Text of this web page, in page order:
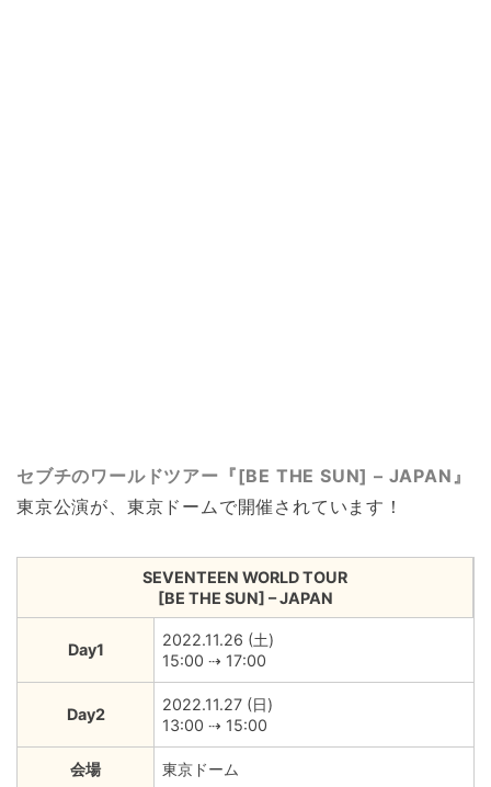
セブチのワールドツアー『[BE THE SUN] – JAPAN』
東京公演が、東京ドームで開催されています！
SEVENTEEN WORLD TOUR
[BE THE SUN] – JAPAN
Day1
2022.11.26 (土)
15:00 ⇢ 17:00
Day2
2022.11.27 (日)
13:00 ⇢ 15:00
会場 東京ドーム